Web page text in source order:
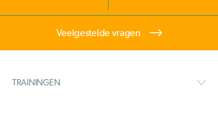
Veelgestelde vragen
TRAININGEN